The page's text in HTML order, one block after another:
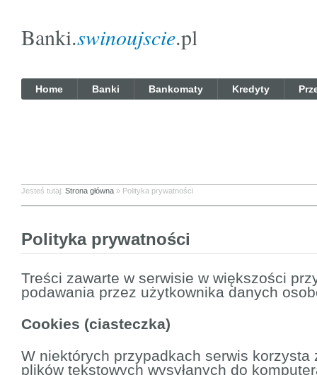
Banki.swinoujscie.pl
Home Banki Bankomaty Kredyty
Jesteś tutaj: Strona główna » Polityka prywatności
Polityka prywatności
Treści zawarte w serwisie w większości
podawania przez użytkownika danych
Cookies (ciasteczka)
W niektórych przypadkach serwis korzysta
plików tekstowych wysyłanych do